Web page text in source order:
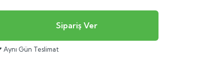
Aynı Gün Teslimat